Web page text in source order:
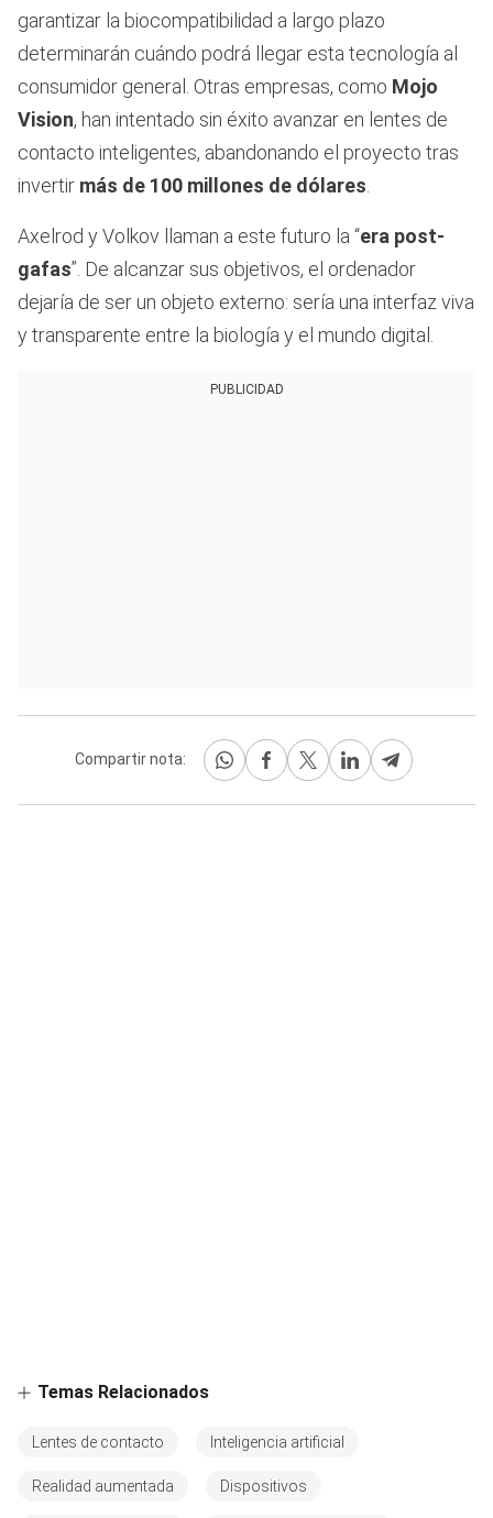
garantizar la biocompatibilidad a largo plazo
determinarán cuándo podrá llegar esta tecnología al
consumidor general. Otras empresas, como Mojo
Vision, han intentado sin éxito avanzar en lentes de
contacto inteligentes, abandonando el proyecto tras
invertir más de 100 millones de dólares
Axelrod y Volkov llaman a este futuro la “era post-
gafas”. De alcanzar sus objetivos, el ordenador
dejaría de ser un objeto externo: sería una interfaz viva
y transparente entre la biología y el mundo digital.
PUBLICIDAD
Compartir nota:
Temas Relacionados
Lentes de contacto Inteligencia artificial
Realidad aumentada Dispositivos